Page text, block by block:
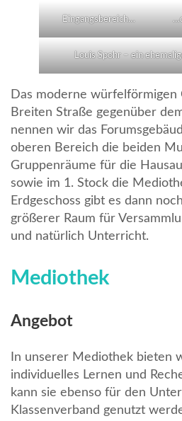
Eingangsbereich…
Louis Spohr – ein
Das moderne würfelförmigen
Breiten Straße gegenüber
nennen wir das
oberen Bereich die beiden
Gruppenräume für die
sowie im 1. Stock die
Erdgeschoss gibt es dann
größerer Raum für
und natürlich Unterricht.
Mediothek
Angebot
In unserer Mediothek bieten
individuelles Lernen und
kann sie ebenso für den
Klassenverband genutzt